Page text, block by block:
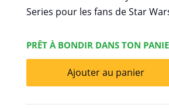
Series pour les fans de Star
PRÊT À BONDIR DANS TON
Ajouter au panier